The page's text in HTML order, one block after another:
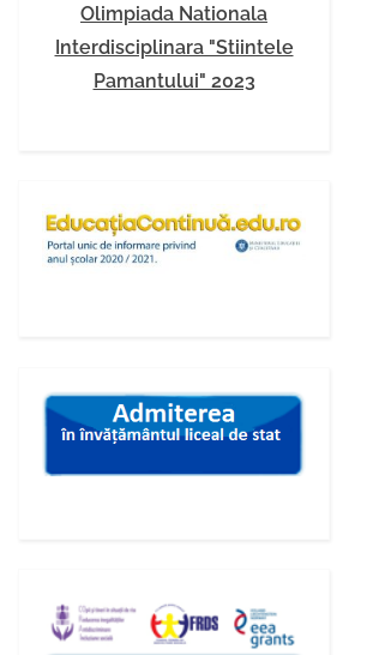
Olimpiada Nationala
Interdisciplinara "Stiintele
Pamantului" 2023